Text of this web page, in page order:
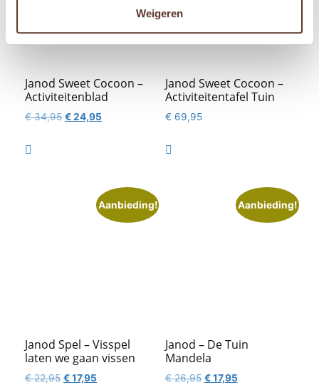
Weigeren
Janod Sweet Cocoon –
Activiteitenblad
€34,95 Oorspronkelijke
€24,95Huidige

Janod Sweet Cocoon –
Activiteitentafel Tuin
€ 69,95

Aanbieding!
Janod Spel – Visspel
laten we gaan vissen
€22,95 Oorspronkelijke
€17,95Huidige
Aanbieding!
Janod – De Tuin
Mandela
€26,95 Oorspronkelijke
€17,95Huidige